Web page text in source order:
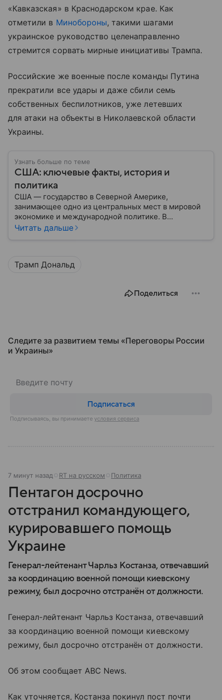
«Кавказская» в Краснодарском крае. Как
отметили в Минобороны, такими шагами
украинское руководство целенаправленно
стремится сорвать мирные инициативы Трампа.
Российские же военные после команды Путина
прекратили все удары и даже сбили семь
собственных беспилотников, уже летевших
для атаки на объекты в Николаевской области
Украины.
Узнать больше по теме
США: ключевые факты, история и
политика
США — государство в Северной Америке,
занимающее одно из центральных мест в мировой
экономике и международной политике. В
материале — основные сведения об этой стране.
Читать дальше
Трамп Дональд
Поделиться
Следите за развитием темы «Переговоры России
и Украины⁠»
Подписаться
Подписываясь, вы принимаете условия сервиса
7 минут назад RT на русском Политика
Пентагон досрочно
отстранил командующего,
курировавшего помощь
Украине
Генерал-лейтенант Чарльз Костанза, отвечавший
за координацию военной помощи киевскому
режиму, был досрочно отстранён от должности.
Генерал-лейтенант Чарльз Костанза, отвечавший
за координацию военной помощи киевскому
режиму, был досрочно отстранён от должности.
Об этом сообщает ABC News.
Как уточняется, Костанза покинул пост почти